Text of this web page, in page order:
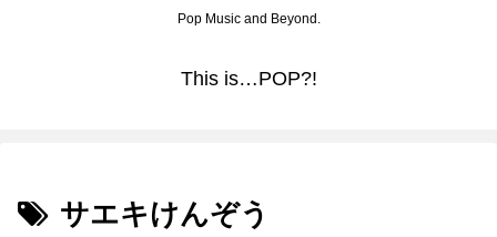
Pop Music and Beyond.
This is…POP?!
サエキけんぞう